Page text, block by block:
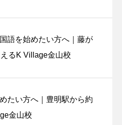
語を始めたい方へ｜藤が
るK Village金山校
たい方へ｜豊明駅から約
金山校